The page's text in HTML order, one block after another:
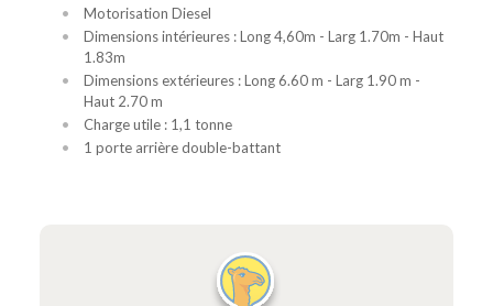
Motorisation Diesel
Dimensions intérieures : Long 4,60m - Larg 1.70m - Haut
1.83m
Dimensions extérieures : Long 6.60 m - Larg 1.90 m -
Haut 2.70 m
Charge utile : 1,1 tonne
1 porte arrière double-battant